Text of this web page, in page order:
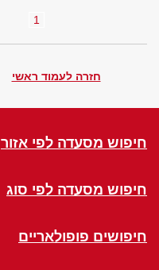
1
חזרה לעמוד ראשי
חיפוש מסעדה לפי אזור
חיפוש מסעדה לפי סוג
חיפושים פופולאריים